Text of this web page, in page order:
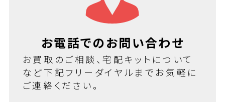
お電話でのお問い合わせ
お買取のご相談、宅配キットについて
など下記フリーダイヤルまでお気軽に
ご連絡ください。